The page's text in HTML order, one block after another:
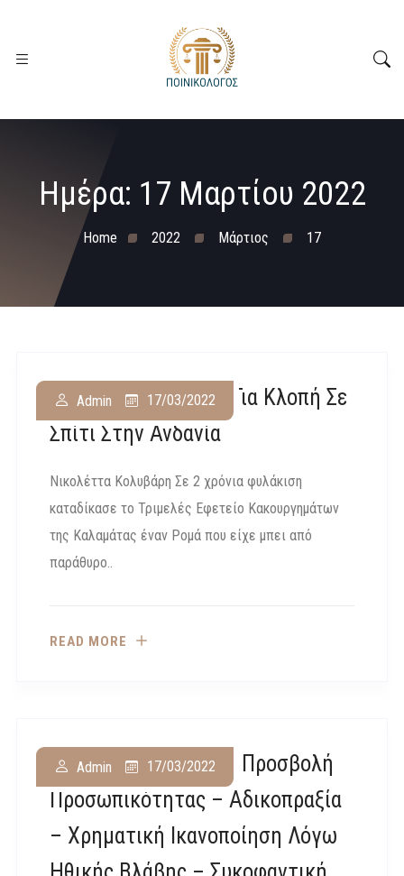
Ημέρα: 17 Μαρτίου 2022
Home 2022 Μάρτιος 17
Μεσσηνία: 2 Χρόνια Για Κλοπή Σε
Σπίτι Στην Ανδανία
Admin 17/03/2022
Νικολέττα Κολυβάρη Σε 2 χρόνια φυλάκιση
καταδίκασε το Τριμελές Εφετείο Κακουργημάτων
της Καλαμάτας έναν Ρομά που είχε μπει από
παράθυρο..
READ MORE
ΜονΠρΑθ 9443/2019 Προσβολή
Προσωπικότητας – Αδικοπραξία
– Χρηματική Ικανοποίηση Λόγω
Admin 17/03/2022